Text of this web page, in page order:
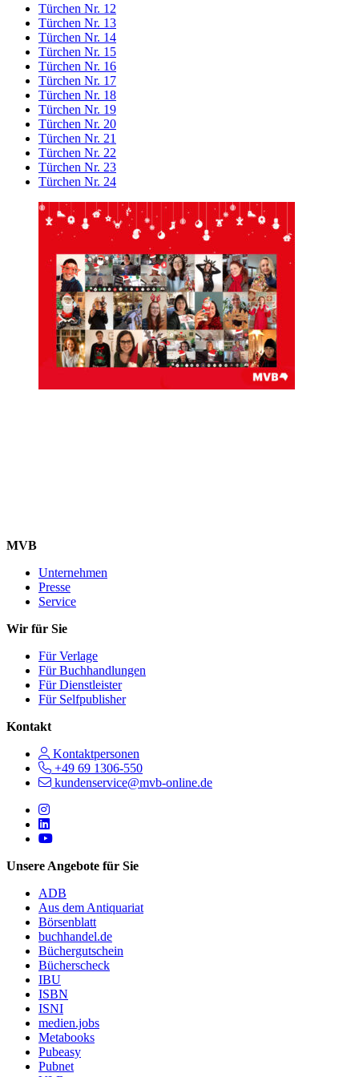
Türchen Nr. 12
Türchen Nr. 13
Türchen Nr. 14
Türchen Nr. 15
Türchen Nr. 16
Türchen Nr. 17
Türchen Nr. 18
Türchen Nr. 19
Türchen Nr. 20
Türchen Nr. 21
Türchen Nr. 22
Türchen Nr. 23
Türchen Nr. 24
MVB
Unternehmen
Presse
Service
Wir für Sie
Für Verlage
Für Buchhandlungen
Für Dienstleister
Für Selfpublisher
Kontakt
Kontaktpersonen
+49 69 1306-550
kundenservice@mvb-online.de
Follow us on https://www.instagram.com/lifeatmvb/
Follow us on https://www.linkedin.com/company/mvbbooks
Follow us on https://www.youtube.com/@mvbbooks
Unsere Angebote für Sie
ADB
Aus dem Antiquariat
Börsenblatt
buchhandel.de
Büchergutschein
Bücherscheck
IBU
ISBN
ISNI
medien.jobs
Metabooks
Pubeasy
Pubnet